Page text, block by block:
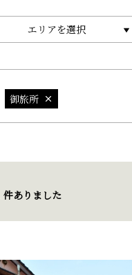
エリアを選択
御旅所
件ありました